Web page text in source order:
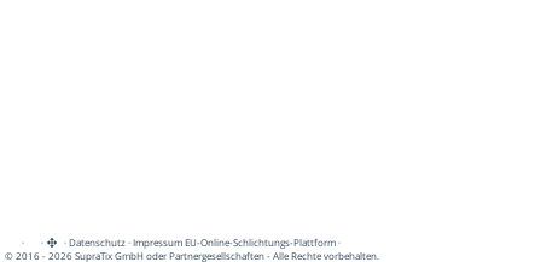
· · ·Datenschutz·Impressum EU-Online-Schlichtungs-Plattform·
© 2016 - 2026 SupraTix GmbH oder Partnergesellschaften - Alle Rechte vorbehalten.